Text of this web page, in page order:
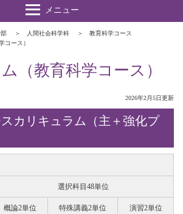
人間社会科学科
教育科学コース
コース）
（教育科学コース）
2026年2月5日更新
カリキュラム（主＋強化プ
選択科目48単位
概論2単位 特殊講義2単位 演習2単位